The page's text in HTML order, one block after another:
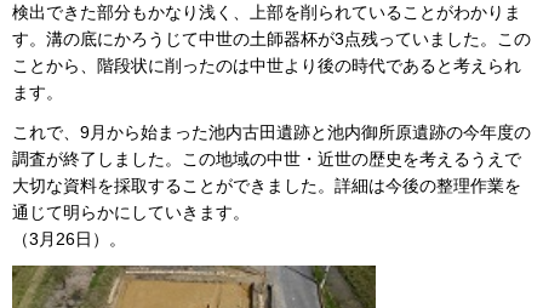
検出できた部分もかなり浅く、上部を削られていることがわかりま
す。溝の底にかろうじて中世の土師器杯が3点残っていました。この
ことから、階段状に削ったのは中世より後の時代であると考えられ
ます。
これで、9月から始まった池内古田遺跡と池内御所原遺跡の今年度の
調査が終了しました。この地域の中世・近世の歴史を考えるうえで
大切な資料を採取することができました。詳細は今後の整理作業を
通じて明らかにしていきます。
（3月26日）。